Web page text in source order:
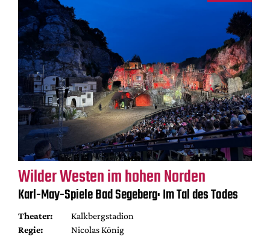
Wilder Westen im hohen Norden
Karl-May-Spiele Bad Segeberg: Im Tal des Todes
Theater:
Kalkbergstadion
Regie:
Nicolas König